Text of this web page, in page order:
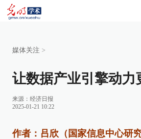
媒体关注 >
让数据产业引擎动力
来源： 经济日报
2025-01-21 10:22
作者：吕欣（国家信息中心研究